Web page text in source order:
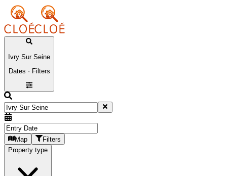
Ivry Sur Seine
Dates · Filters
Map
Filters
Property type